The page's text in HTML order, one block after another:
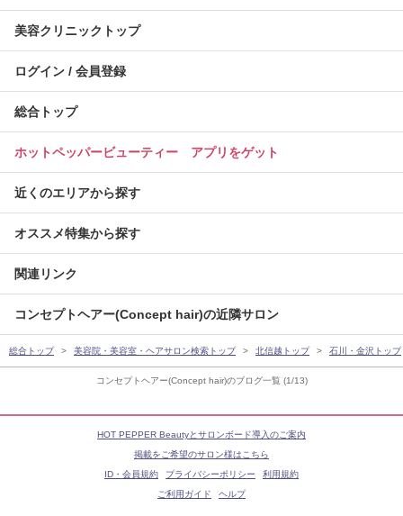
コンセプトヘアー(Concept hair)のブログ一覧 (1/13)
美容クリニックトップ
ログイン / 会員登録
総合トップ
ホットペッパービューティー アプリをゲット
近くのエリアから探す
オススメ特集から探す
関連リンク
コンセプトヘアー(Concept hair)の近隣サロン
総合トップ 美容院・美容室・ヘアサロン検索トップ 北信越トップ 石川・金沢トップ
HOT PEPPER Beautyとサロンボード導入のご案内
掲載をご希望のサロン様はこちら
ID・会員規約
プライバシーポリシー
利用規約
ご利用ガイド
ヘルプ